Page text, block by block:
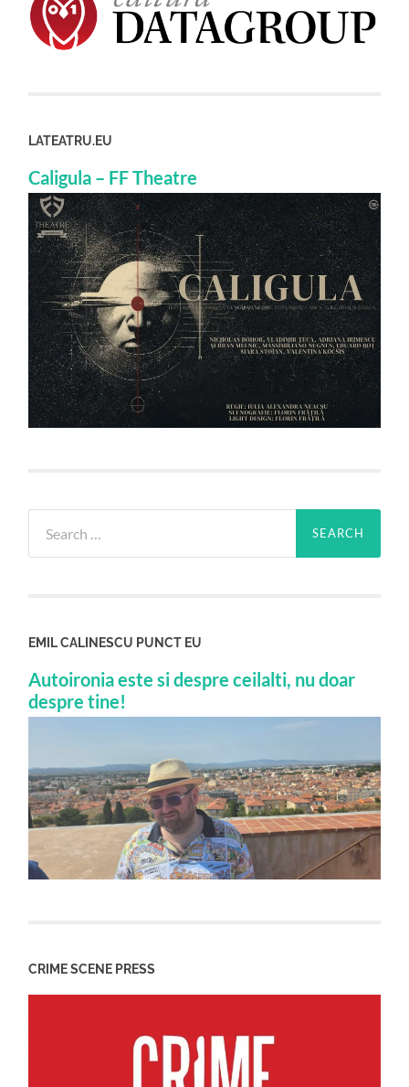
LATEATRU.EU
Caligula – FF Theatre
for:
EMIL CALINESCU PUNCT EU
Autoironia este si despre ceilalti, nu doar
despre tine!
CRIME SCENE PRESS